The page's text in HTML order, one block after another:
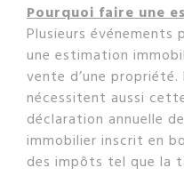
Pourquoi faire une
Plusieurs événements
une estimation
vente d’une
nécessitent aussi
déclaration annuelle
immobilier inscrit en
des impôts tel que la